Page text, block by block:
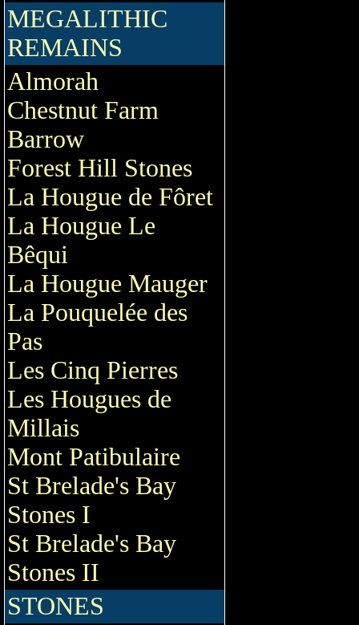
MEGALITHIC
REMAINS
Almorah
Chestnut Farm
Barrow
Forest Hill Stones
La Hougue de Fôret
La Hougue Le
Bêqui
La Hougue Mauger
La Pouquelée des
Pas
Les Cinq Pierres
Les Hougues de
Millais
Mont Patibulaire
St Brelade's Bay
Stones I
St Brelade's Bay
Stones II
STONES